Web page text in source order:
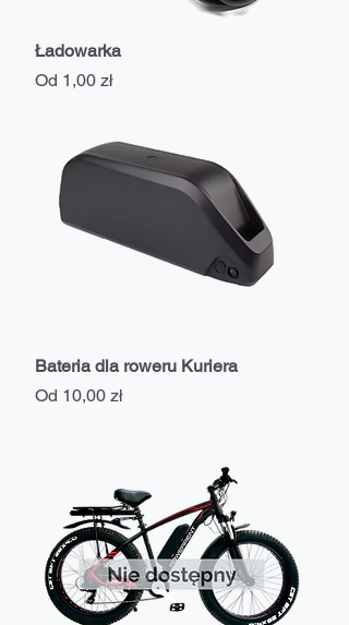
Ładowarka
Od 1,00 zł
Cena rabatowa
Bateria dla roweru Kuriera
Od 10,00 zł
Cena rabatowa